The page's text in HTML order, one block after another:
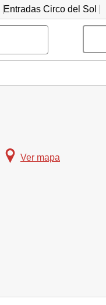
Entradas Circo del Sol
Ver mapa